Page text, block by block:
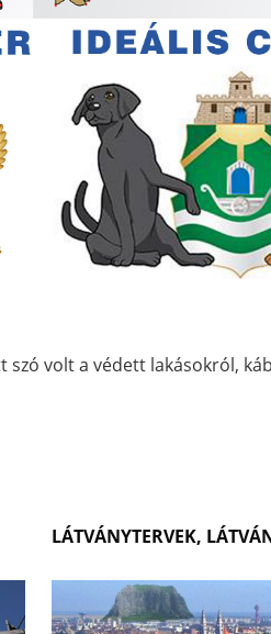
volt a védett lakásokról,
LÁTVÁNYTERVEK,